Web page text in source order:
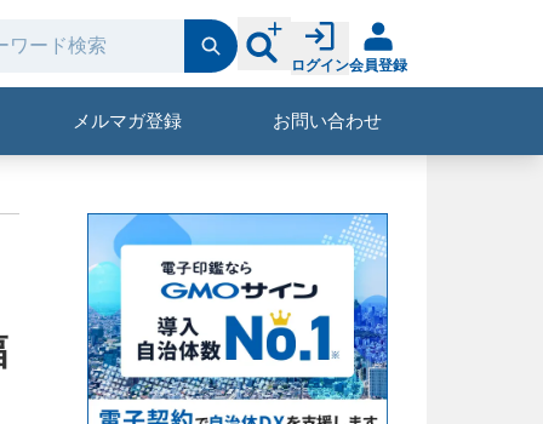
ログイン会員登録
メルマガ登録 お問い合わせ